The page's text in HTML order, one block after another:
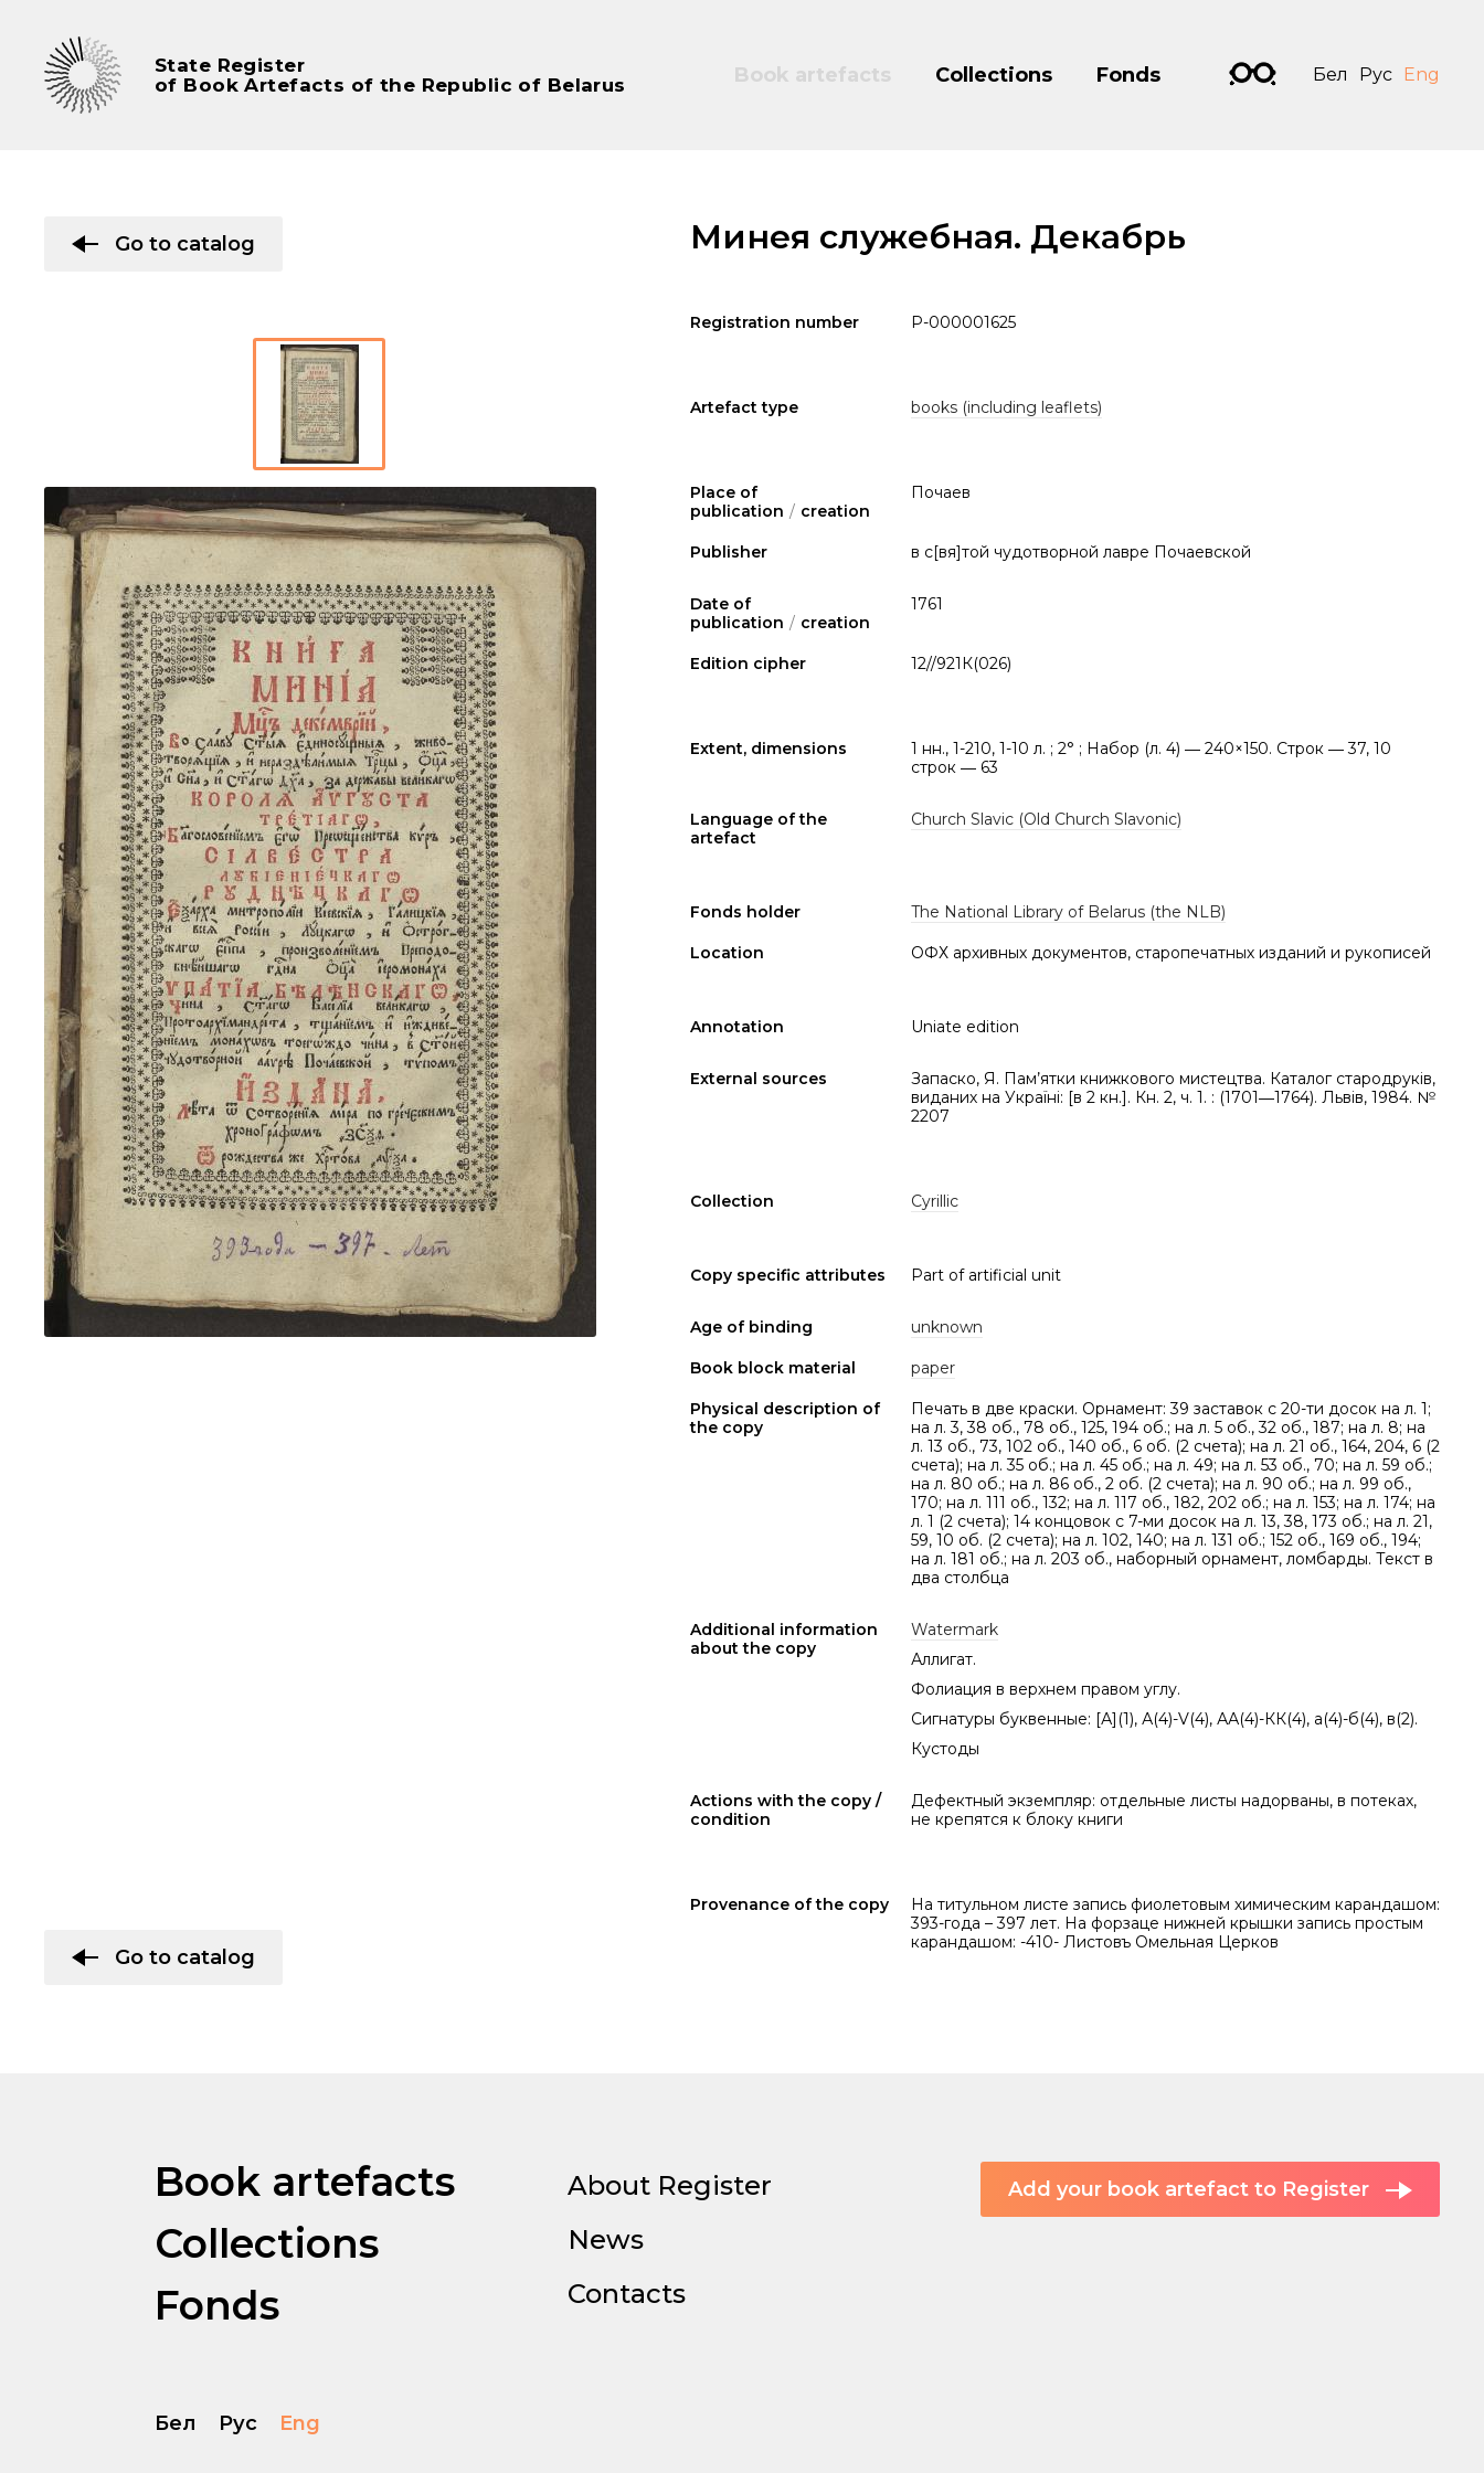
State Register
of Book Artefacts of the Republic of Belarus
Book artefacts Collections Fonds Бел Рус Eng
Go to catalog
Go to catalog
Минея служебная. Декабрь
Registration number P-000001625
Artefact type books (including leaflets)
Place of
publication / creation
Почаев
Publisher в с[вя]той чудотворной лавре Почаевской
Date of
publication / creation
1761
Edition cipher 12//921К(026)
Extent, dimensions
1 нн., 1-210, 1-10 л. ; 2° ; Набор (л. 4) ― 240×150. Строк ― 37, 10
строк ― 63
Language of the
artefact
Church Slavic (Old Church Slavonic)
Fonds holder The National Library of Belarus (the NLB)
Location ОФХ архивных документов, старопечатных изданий и рукописей
Annotation Uniate edition
External sources
Запаско, Я. Пам’ятки книжкового мистецтва. Каталог стародруків,
виданих на Украïні: [в 2 кн.]. Кн. 2, ч. 1. : (1701―1764). Львів, 1984. №
2207
Collection Cyrillic
Copy specific attributes Part of artificial unit
Age of binding unknown
Book block material paper
Physical description of
the copy
Печать в две краски. Орнамент: 39 заставок с 20-ти досок на л. 1;
на л. 3, 38 об., 78 об., 125, 194 об.; на л. 5 об., 32 об., 187; на л. 8; на
л. 13 об., 73, 102 об., 140 об., 6 об. (2 счета); на л. 21 об., 164, 204, 6 (2
счета); на л. 35 об.; на л. 45 об.; на л. 49; на л. 53 об., 70; на л. 59 об.;
на л. 80 об.; на л. 86 об., 2 об. (2 счета); на л. 90 об.; на л. 99 об.,
170; на л. 111 об., 132; на л. 117 об., 182, 202 об.; на л. 153; на л. 174; на
л. 1 (2 счета); 14 концовок с 7-ми досок на л. 13, 38, 173 об.; на л. 21,
59, 10 об. (2 счета); на л. 102, 140; на л. 131 об.; 152 об., 169 об., 194;
на л. 181 об.; на л. 203 об., наборный орнамент, ломбарды. Текст в
два столбца
Additional information
about the copy
Watermark
Аллигат.
Фолиация в верхнем правом углу.
Сигнатуры буквенные: [А](1), А(4)-V(4), АА(4)-КК(4), а(4)-б(4), в(2).
Кустоды
Actions with the copy /
condition
Дефектный экземпляр: отдельные листы надорваны, в потеках,
не крепятся к блоку книги
Provenance of the copy
На титульном листе запись фиолетовым химическим карандашом:
393-года – 397 лет. На форзаце нижней крышки запись простым
карандашом: -410- Листовъ Омельная Церков
Book artefacts
Collections
Fonds
Бел Рус Eng
About Register
News
Contacts
Add your book artefact to Register